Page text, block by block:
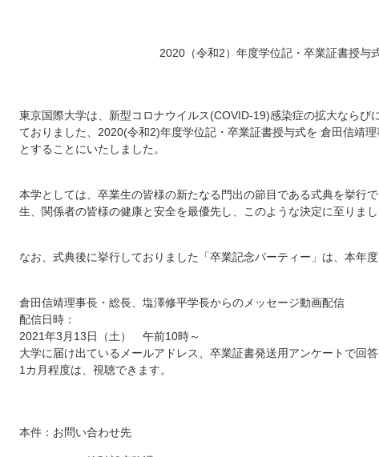
2020（令和2）年度学位記・卒業証書授
東京国際大学は、新型コロナウイルス(COVID-19)感染症の拡大なら
ておりました、2020(令和2)年度学位記・卒業証書授与式を 倉田信靖
とすることにいたしました。
本学としては、卒業生の皆様の新たなる門出の節目である式典を挙行
生、関係者の皆様の健康と安全を最優先し、このような決定に至りま
なお、式典後に挙行しておりました「卒業記念パーティー」は、本年度
倉田信靖理事長・総長、塩澤修平学長からのメッセージ動画配信
配信日時：
2021年3月13日（土） 午前10時～
大学に届け出ているメールアドレス、卒業証書発送用アンケートで回
1カ月程度は、視聴できます。
本件：お問い合わせ先